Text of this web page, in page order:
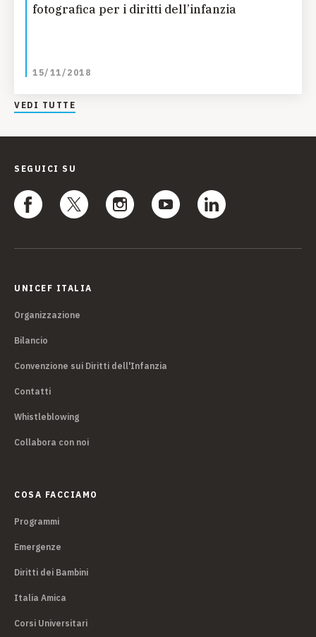
fotografica per i diritti dell’infanzia
15/11/2018
VEDI TUTTE
SEGUICI SU
UNICEF ITALIA
Organizzazione
Bilancio
Convenzione sui Diritti dell'Infanzia
Contatti
Whistleblowing
Collabora con noi
COSA FACCIAMO
Programmi
Emergenze
Diritti dei Bambini
Italia Amica
Corsi Universitari